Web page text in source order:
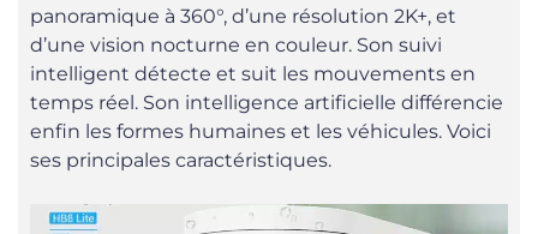
panoramique à 360°, d’une résolution 2K+, et
d’une vision nocturne en couleur. Son suivi
intelligent détecte et suit les mouvements en
temps réel. Son intelligence artificielle différencie
enfin les formes humaines et les véhicules. Voici
ses principales caractéristiques.